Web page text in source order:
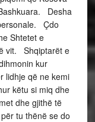
Desha
Çdo
Shtetet e
vit. Shqiptarët e
kur
lidhje që ne kemi
këtu si miq dhe
dhe gjithë të
tu thënë se do